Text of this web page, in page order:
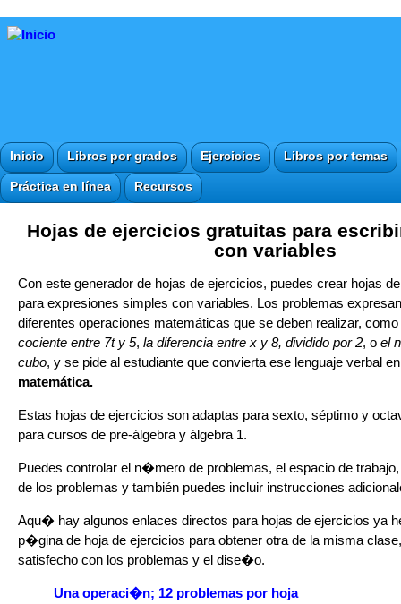
Inicio Libros por grados Ejercicios Libros por temas
Práctica en línea Recursos
Hojas de ejercicios gratuitas para
con variables
Con este generador de hojas de ejercicios, puedes crear hojas
para expresiones simples con variables. Los problemas
diferentes operaciones matemáticas que se deben realizar,
cociente entre 7t y 5, la diferencia entre x y 8, dividido por 2, o el
cubo, y se pide al estudiante que convierta ese lenguaje verbal
matemática.
Estas hojas de ejercicios son adaptas para sexto, séptimo y
para cursos de pre-álgebra y álgebra 1.
Puedes controlar el n�mero de problemas, el espacio de
de los problemas y también puedes incluir instrucciones
Aqu� hay algunos enlaces directos para hojas de ejercicios ya
p�gina de hoja de ejercicios para obtener otra de la misma
satisfecho con los problemas y el dise�o.
Una operaci�n; 12 problemas por hoja